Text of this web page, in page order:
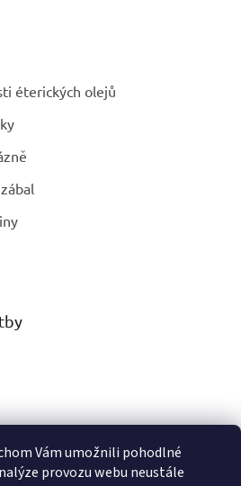
Vám umožnili pohodlné
provozu webu neustále
éterických olejů